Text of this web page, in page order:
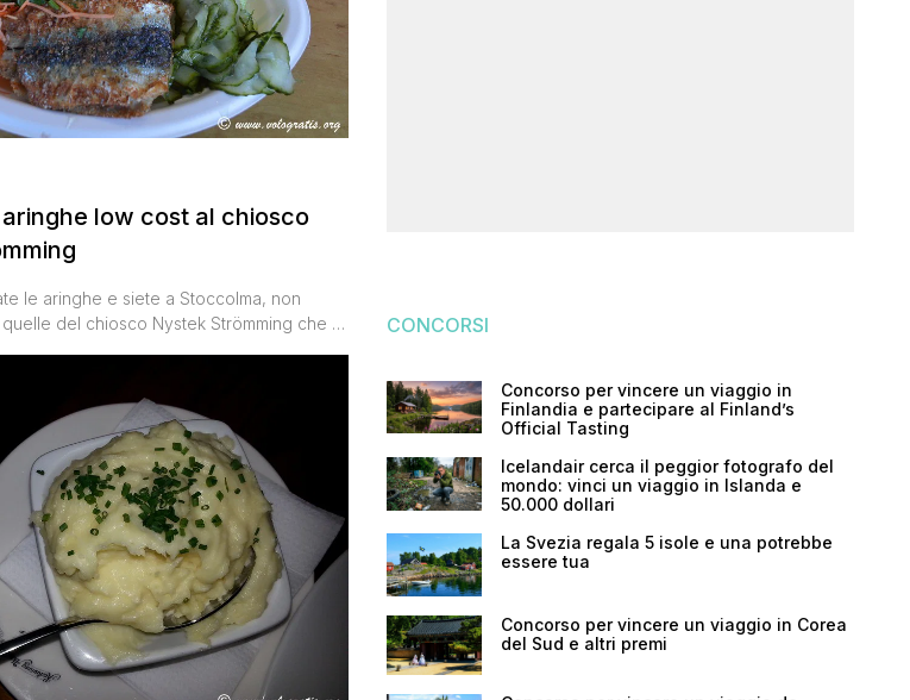
low cost al chiosco
le aringhe e siete a Stoccolma, non
del chiosco Nystek Strömming che si
varie maniere: su una fetta di pane, sul
e insalata o addirittura [']
CONCORSI
Concorso per vincere un viaggio in
Finlandia e partecipare al Finland’s
Official Tasting
Icelandair cerca il peggior fotografo del
mondo: vinci un viaggio in Islanda e
50.000 dollari
La Svezia regala 5 isole e una potrebbe
essere tua
Concorso per vincere un viaggio in Corea
del Sud e altri premi